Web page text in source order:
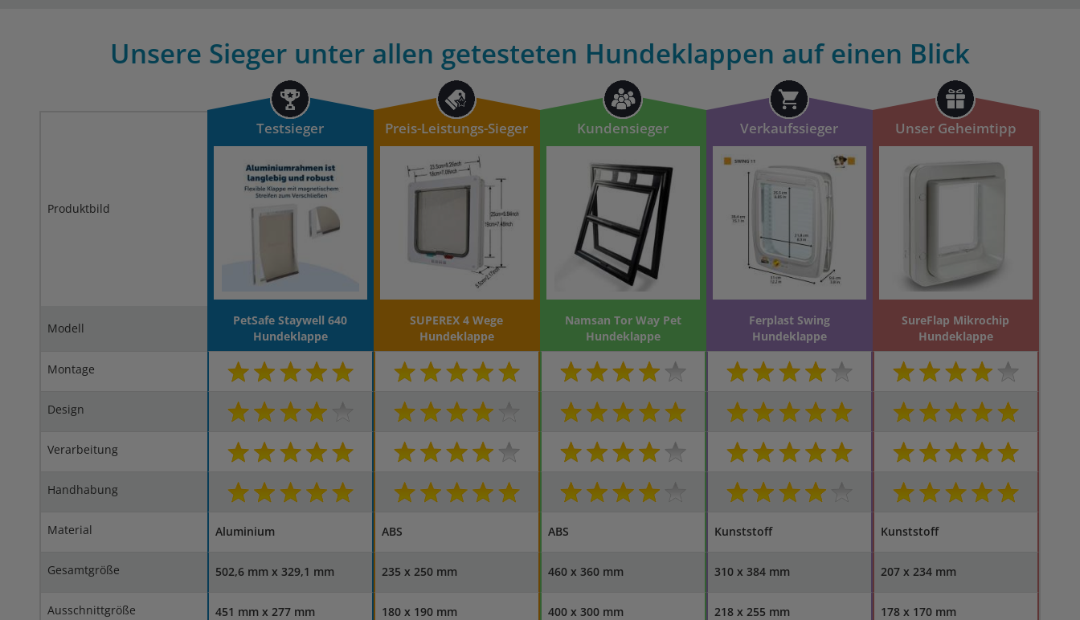
Unsere Sieger unter allen getesteten Hundeklappen auf einen Blick
Produktbild
Testsieger Preis-Leistungs-Sieger Kundensieger Verkaufssieger Unser Geheimtipp
Modell
PetSafe Staywell 640
Hundeklappe
SUPEREX 4 Wege
Hundeklappe
Namsan Tor Way Pet
Hundeklappe
Ferplast Swing
Hundeklappe
SureFlap Mikrochip
Hundeklappe
Montage
Design
Verarbeitung
Handhabung
Material Aluminium ABS ABS Kunststoff Kunststoff
Gesamtgröße 502,6 mm x 329,1 mm 235 x 250 mm 460 x 360 mm 310 x 384 mm 207 x 234 mm
Ausschnittgröße 451 mm x 277 mm 180 x 190 mm 400 x 300 mm 218 x 255 mm 178 x 170 mm